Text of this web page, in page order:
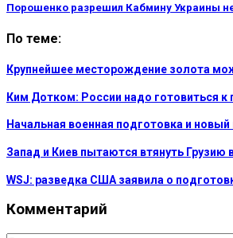
Порошенко разрешил Кабмину Украины
По теме:
Крупнейшее месторождение золота
Ким Дотком: России надо готовиться к
Начальная военная подготовка и
Запад и Киев пытаются втянуть
WSJ: разведка США заявила о
Комментарий